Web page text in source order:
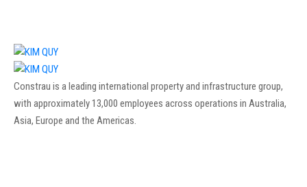
Constrau is a leading international property and infrastructure group,
with approximately 13,000 employees across operations in Australia,
Asia, Europe and the Americas.